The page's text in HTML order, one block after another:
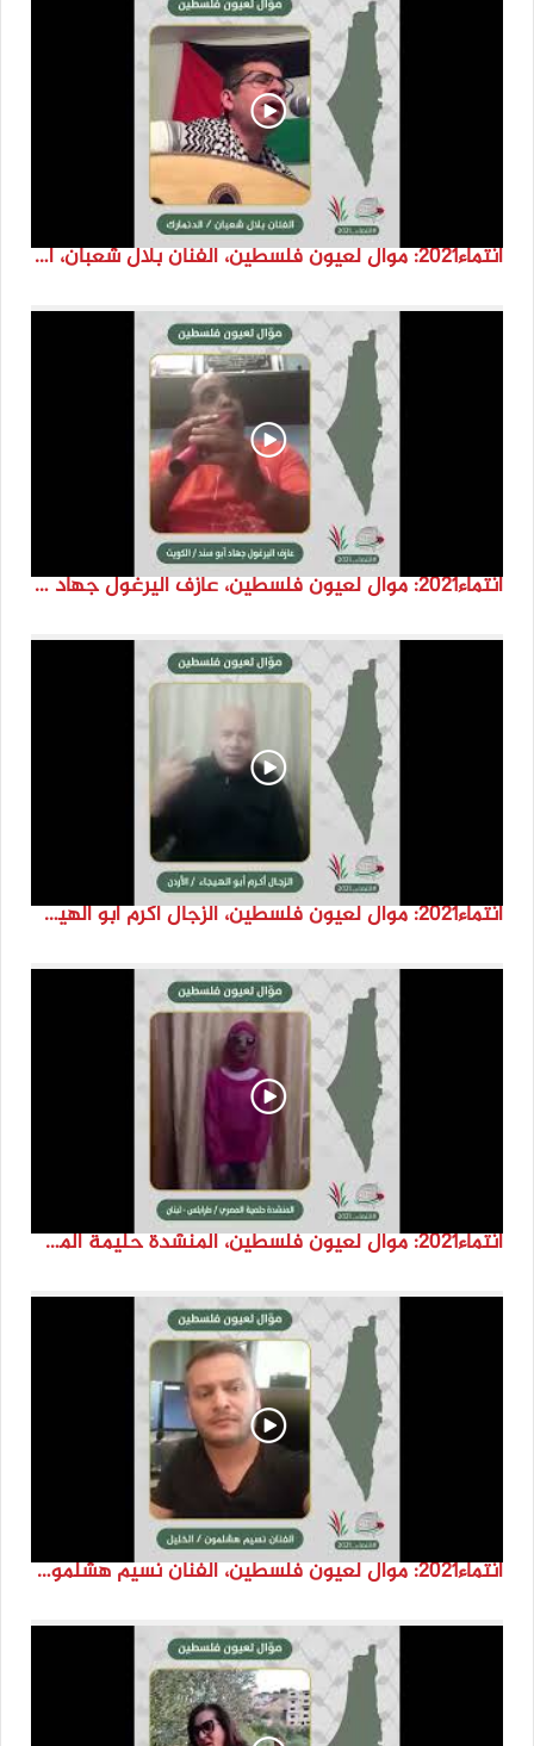
انتماء2021: موال لعيون فلسطين، الفنان بلال شعبان، الدنمارك
انتماء2021: موال لعيون فلسطين، عازف اليرغول جهاد أبو سند، الكويت
انتماء2021: موال لعيون فلسطين، الزجال أكرم أبو الهيجا، الاردن
انتماء2021: موال لعيون فلسطين، المنشدة حليمة المصري، لبنان
انتماء2021: موال لعيون فلسطين، الفنان نسيم هشلمون، فلسطين